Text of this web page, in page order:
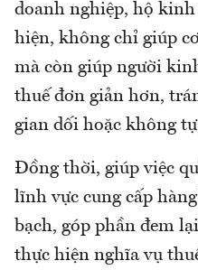
doanh nghiệp, hộ
hiện, không chỉ giúp
mà còn giúp người
thuế đơn giản hơn,
gian dối hoặc không
Đồng thời, giúp việc
lĩnh vực cung cấp
bạch, góp phần đem
thực hiện nghĩa vụ